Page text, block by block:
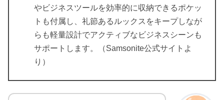
やビジネスツールを効率的に収納できるポケッ
トも付属し、礼節あるルックスをキープしなが
らも軽量設計でアクティブなビジネスシーンも
サポートします。（Samsonite公式サイトよ
り）